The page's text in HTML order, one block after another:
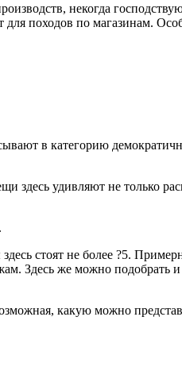
некогда
походов по магазинам.
в категорию
здесь удивляют не только
стоят не более ?5.
Здесь же можно подобрать и
какую можно